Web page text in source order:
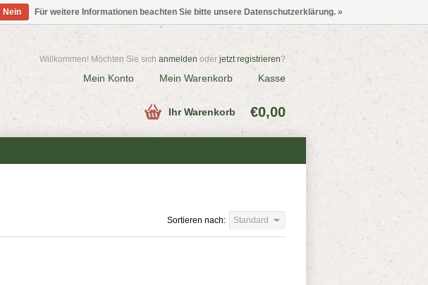
Willkommen! Möchten Sie sich anmelden oder jetzt registrieren?
Mein Konto Mein Warenkorb Kasse
Ihr Warenkorb €0,00
Sortieren nach: Standard
Nein Für weitere Informationen beachten Sie bitte unsere Datenschutzerklärung. »